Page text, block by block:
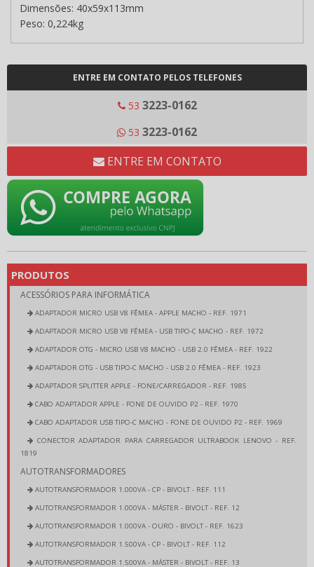
Dimensões: 40x59x113mm
Peso: 0,224kg
ENTRE EM CONTATO PELOS TELEFONES
53 3223-0162
53 3223-0162
ENTRE EM CONTATO
PRODUTOS
ACESSÓRIOS PARA INFORMÁTICA
ADAPTADOR MICRO USB V8 FÊMEA - APPLE MACHO - REF. 1971
ADAPTADOR MICRO USB V8 FÊMEA - USB TIPO-C MACHO - REF. 1972
ADAPTADOR OTG - MICRO USB V8 MACHO - USB 2.0 FÊMEA - REF. 1922
ADAPTADOR OTG - USB TIPO-C MACHO - USB 2.0 FÊMEA - REF. 1923
ADAPTADOR SPLITTER APPLE - FONE/CARREGADOR - REF. 1985
CABO ADAPTADOR APPLE - FONE DE OUVIDO P2 - REF. 1970
CABO ADAPTADOR USB TIPO-C MACHO - FONE DE OUVIDO P2 - REF. 1969
CONECTOR ADAPTADOR PARA CARREGADOR ULTRABOOK LENOVO - REF.
1819
AUTOTRANSFORMADORES
AUTOTRANSFORMADOR 1.000VA - CP - BIVOLT - REF. 111
AUTOTRANSFORMADOR 1.000VA - MÁSTER - BIVOLT - REF. 12
AUTOTRANSFORMADOR 1.000VA - OURO - BIVOLT - REF. 1623
AUTOTRANSFORMADOR 1.500VA - CP - BIVOLT - REF. 112
AUTOTRANSFORMADOR 1.500VA - MÁSTER - BIVOLT - REF. 13